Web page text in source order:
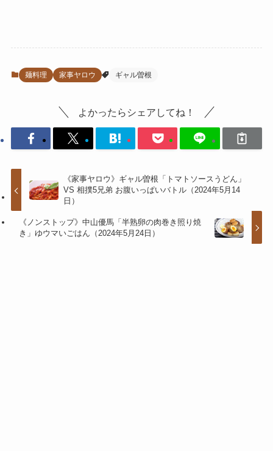
麺料理 家事ヤロウ ギャル曽根
よかったらシェアしてね！
《家事ヤロウ》ギャル曽根「トマトソースうどん」
VS 相撲5兄弟 お腹いっぱいバトル（2024年5月14
日）
《ノンストップ》中山優馬「半熟卵の肉巻き照り焼
き」ゆウマいごはん（2024年5月24日）